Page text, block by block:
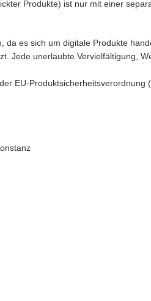
Produkte) ist nur mit einer
da es sich um digitale Produkte
Jede unerlaubte Vervielfältigung,
EU-